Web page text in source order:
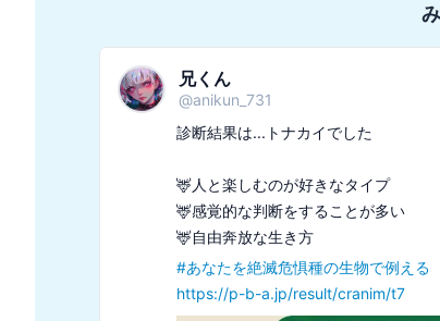
兄くん
@anikun_731
診断結果は...トナカイでした
🦌人と楽しむのが好きなタイプ
🦌感覚的な判断をすることが多い
🦌自由奔放な生き方
#あなたを絶滅危惧種の生物で例える
https://p-b-a.jp/result/cranim/t7